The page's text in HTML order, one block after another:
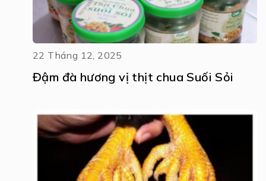
22 Tháng 12, 2025
Đậm đà hương vị thịt chua Suối Sỏi